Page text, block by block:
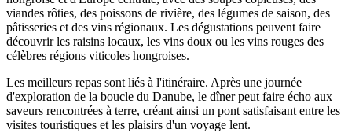
viandes rôties, des poissons de rivière, des légumes de saison, des
pâtisseries et des vins régionaux. Les dégustations peuvent faire
découvrir les raisins locaux, les vins doux ou les vins rouges des
célèbres régions viticoles hongroises.
Les meilleurs repas sont liés à l'itinéraire. Après une journée
d'exploration de la boucle du Danube, le dîner peut faire écho aux
saveurs rencontrées à terre, créant ainsi un pont satisfaisant entre les
visites touristiques et les plaisirs d'un voyage lent.